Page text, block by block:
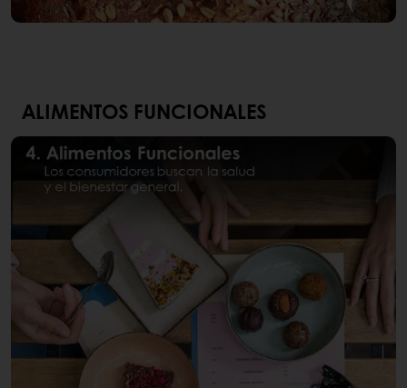
ALIMENTOS FUNCIONALES